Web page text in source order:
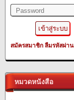
สมัครสมาชิก ลืมรหัสผ่าน
หมวดหนังสือ